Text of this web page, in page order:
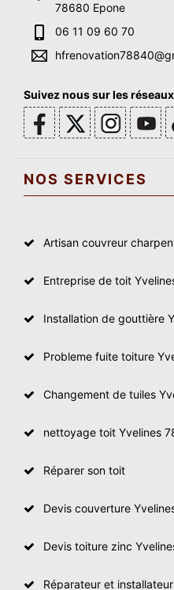
78680 Epone
06 11 09 60 70
Suivez nous sur les réseaux
NOS SERVICES
Artisan couvreur
Entreprise de toit
Installation de gouttière
Probleme fuite toiture
Changement de tuiles
nettoyage toit Yvelines
Réparer son toit
Devis couverture
Devis toiture zinc
Réparateur et